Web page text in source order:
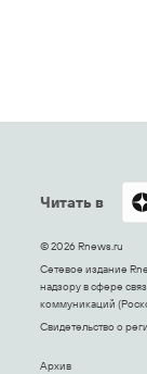
Читать в
© 2026 Rnews.ru
Сетевое издание
надзору в сфере
коммуникаций
Свидетельство о
Архив